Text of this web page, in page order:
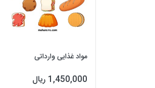
مواد غذایی وارداتی
1,450,000 ریال